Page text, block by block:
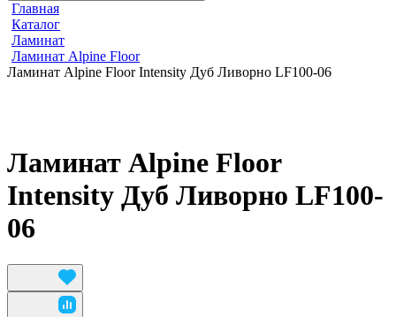
Главная
Каталог
Ламинат
Ламинат Alpine Floor
Ламинат Alpine Floor Intensity Дуб Ливорно LF100-06
Ламинат Alpine Floor
Intensity Дуб Ливорно LF100-
06